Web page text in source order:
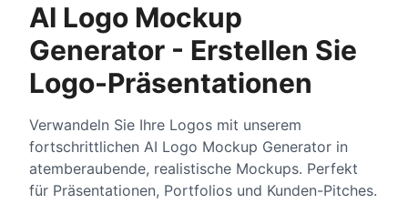
AI Logo Mockup
Generator - Erstellen Sie
Logo-Präsentationen
Verwandeln Sie Ihre Logos mit unserem
fortschrittlichen AI Logo Mockup Generator in
atemberaubende, realistische Mockups. Perfekt
für Präsentationen, Portfolios und Kunden-Pitches.